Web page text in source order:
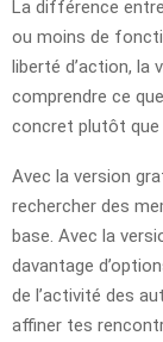
La différence
ou moins de
liberté d’action, la
comprendre ce
concret plutôt que
Avec la version
rechercher des
base. Avec la
davantage
de l’activité des
affiner tes